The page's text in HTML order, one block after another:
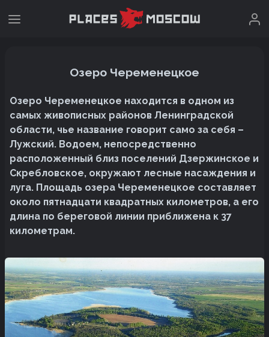
Озеро Череменецкое
Озеро Череменецкое находится в одном из
самых живописных районов Ленинградской
области, чье название говорит само за себя –
Лужский. Водоем, непосредственно
расположенный близ поселений Дзержинское и
Скребловское, окружают лесные насаждения и
луга. Площадь озера Череменецкое составляет
около пятнадцати квадратных километров, а его
длина по береговой линии приближена к 37
километрам.